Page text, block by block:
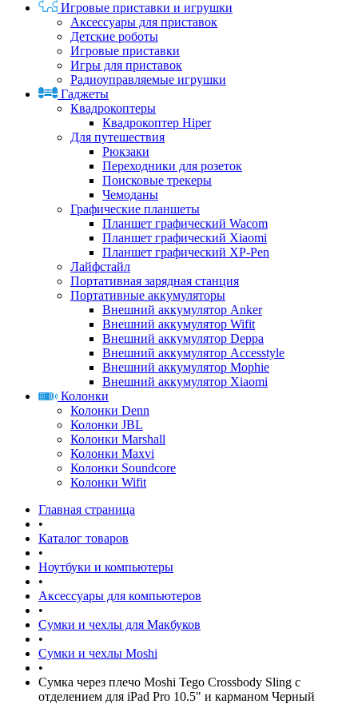
Игровые приставки и игрушки
Аксессуары для приставок
Детские роботы
Игровые приставки
Игры для приставок
Радиоуправляемые игрушки
Гаджеты
Квадрокоптеры
Квадрокоптер Hiper
Для путешествия
Рюкзаки
Переходники для розеток
Поисковые трекеры
Чемоданы
Графические планшеты
Планшет графический Wacom
Планшет графический Xiaomi
Планшет графический XP-Pen
Лайфстайл
Портативная зарядная станция
Портативные аккумуляторы
Внешний аккумулятор Anker
Внешний аккумулятор Wifit
Внешний аккумулятор Deppa
Внешний аккумулятор Accesstyle
Внешний аккумулятор Mophie
Внешний аккумулятор Xiaomi
Колонки
Колонки Denn
Колонки JBL
Колонки Marshall
Колонки Maxvi
Колонки Soundcore
Колонки Wifit
Главная страница
•
Каталог товаров
•
Ноутбуки и компьютеры
•
Аксессуары для компьютеров
•
Сумки и чехлы для Макбуков
•
Сумки и чехлы Moshi
•
Сумка через плечо Moshi Tego Crossbody Sling с
отделением для iPad Pro 10.5" и карманом Черный